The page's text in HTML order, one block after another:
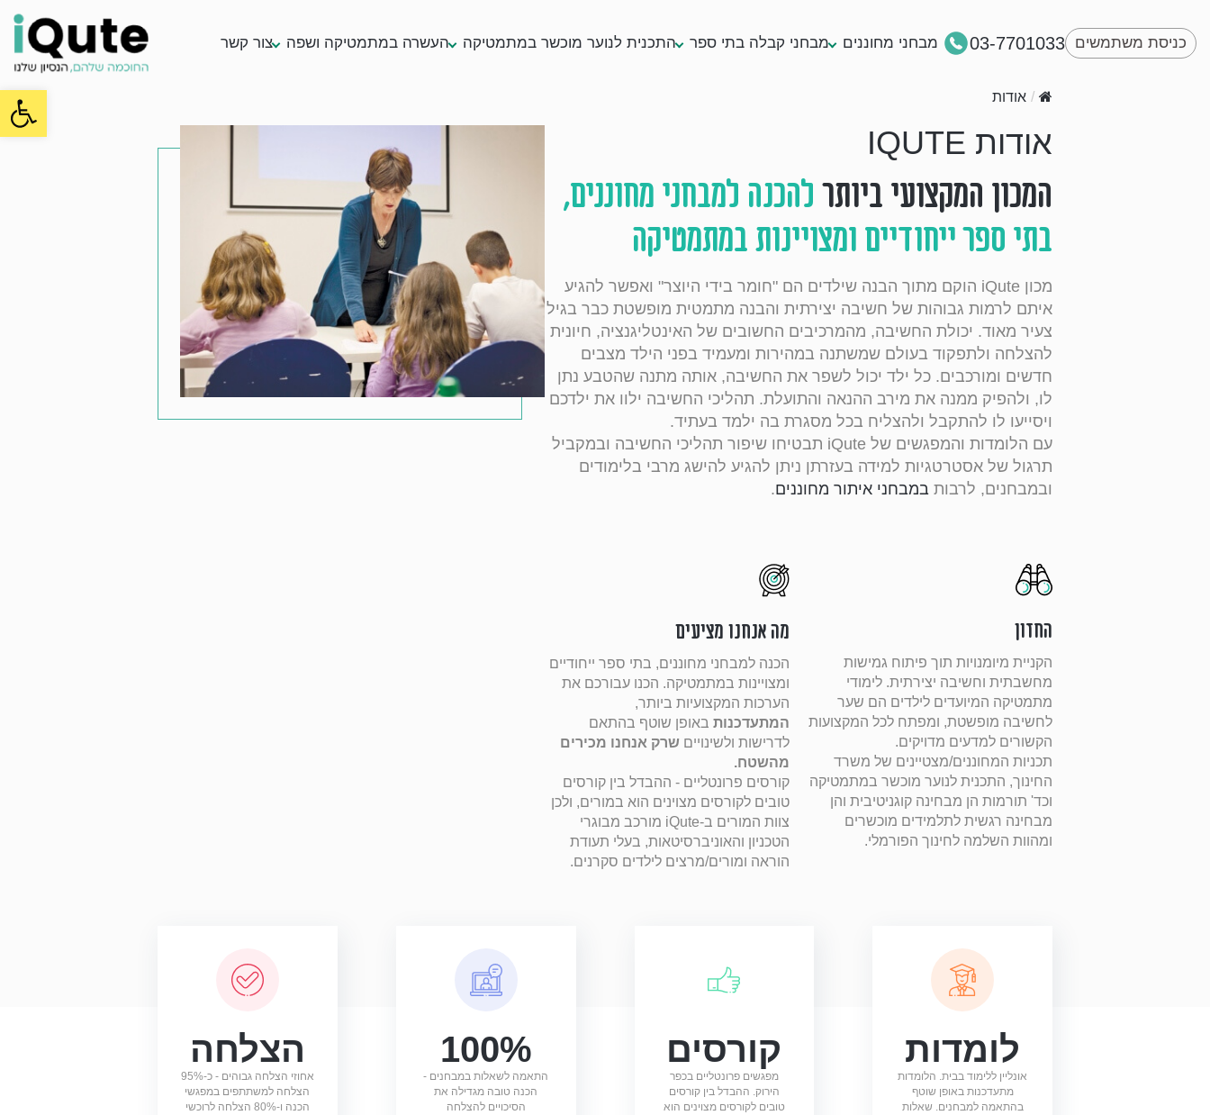
מבחני מחוננים מבחני קבלה בתי ספר התכנית לנוער מוכשר במתמטיקה העשרה במתמטיקה ושפה צור קשר כניסת משתמשים 03-7701033
/ אודות
אודות IQUTE
המכון המקצועי ביותר להכנה למבחני מחוננים,
בתי ספר ייחודיים ומצויינות במתמטיקה
מכון iQute הוקם מתוך הבנה שילדים הם "חומר בידי היוצר" ואפשר להגיע
איתם לרמות גבוהות של חשיבה יצירתית והבנה מתמטית מופשטת כבר בגיל
צעיר מאוד. יכולת החשיבה, מהמרכיבים החשובים של האינטליגנציה, חיונית
להצלחה ולתפקוד בעולם שמשתנה במהירות ומעמיד בפני הילד מצבים
חדשים ומורכבים. כל ילד יכול לשפר את החשיבה, אותה מתנה שהטבע נתן
לו, ולהפיק ממנה את מירב ההנאה והתועלת. תהליכי החשיבה ילוו את ילדכם
ויסייעו לו להתקבל ולהצליח בכל מסגרת בה ילמד בעתיד.
עם הלומדות והמפגשים של iQute תבטיחו שיפור תהליכי החשיבה ובמקביל
תרגול של אסטרטגיות למידה בעזרתן ניתן להגיע להישג מרבי בלימודים
ובמבחנים, לרבות במבחני איתור מחוננים.
החזון
הקניית מיומנויות תוך פיתוח גמישות
מחשבתית וחשיבה יצירתית. לימודי
מתמטיקה המיועדים לילדים הם שער
לחשיבה מופשטת, ומפתח לכל המקצועות
הקשורים למדעים מדויקים.
תכניות המחוננים/מצטיינים של משרד
החינוך, התכנית לנוער מוכשר במתמטיקה
וכד' תורמות הן מבחינה קוגניטיבית והן
מבחינה רגשית לתלמידים מוכשרים
ומהוות השלמה לחינוך הפורמלי.
מה אנחנו מציעים
הכנה למבחני מחוננים, בתי ספר ייחודיים
ומצויינות במתמטיקה. הכנו עבורכם את
הערכות המקצועיות ביותר,
המתעדכנות באופן שוטף בהתאם
לדרישות ולשינויים שרק אנחנו מכירים
מהשטח.
קורסים פרונטליים - ההבדל בין קורסים
טובים לקורסים מצוינים הוא במורים, ולכן
צוות המורים ב-iQute מורכב מבוגרי
הטכניון והאוניברסיטאות, בעלי תעודת
הוראה ומורים/מרצים לילדים סקרנים.
לומדות
אונליין ללימוד בבית. הלומדות
מתעדכנות באופן שוטף
בהתאמה למבחנים. שאלות
קורסים
מפגשים פרונטליים בכפר
הירוק. ההבדל בין קורסים
טובים לקורסים מצוינים הוא
100%
התאמה לשאלות במבחנים -
הכנה טובה מגדילה את
הסיכויים להצלחה
הצלחה
אחוזי הצלחה גבוהים - כ-95%
הצלחה למשתתפים במפגשי
הכנה ו-80% הצלחה לרוכשי